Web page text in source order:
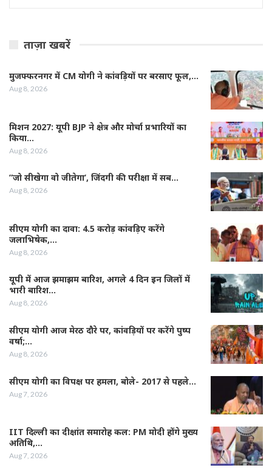
ताज़ा खबरें
मुजफ्फरनगर में CM योगी ने कांवड़ियों पर बरसाए फूल,…
Aug 8, 2026
मिशन 2027: यूपी BJP ने क्षेत्र और मोर्चा प्रभारियों का
किया…
Aug 8, 2026
”जो सीखेगा वो जीतेगा’, जिंदगी की परीक्षा में सब…
Aug 8, 2026
सीएम योगी का दावा: 4.5 करोड़ कांवड़िए करेंगे
जलाभिषेक,…
Aug 8, 2026
यूपी में आज झमाझम बारिश, अगले 4 दिन इन जिलों में
भारी बारिश…
Aug 8, 2026
सीएम योगी आज मेरठ दौरे पर, कांवड़ियों पर करेंगे पुष्प
वर्षा;…
Aug 8, 2026
सीएम योगी का विपक्ष पर हमला, बोले- 2017 से पहले…
Aug 7, 2026
IIT दिल्ली का दीक्षांत समारोह कल: PM मोदी होंगे मुख्य
अतिथि,…
Aug 7, 2026